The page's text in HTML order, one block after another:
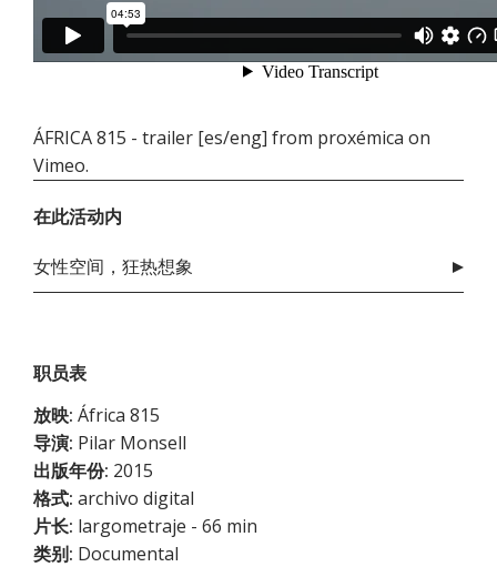
ÁFRICA 815 - trailer [es/eng] from proxémica on
Vimeo.
在此活动内
女性空间，狂热想象
职员表
放映: África 815
导演: Pilar Monsell
出版年份: 2015
格式: archivo digital
片长: largometraje - 66 min
类别: Documental